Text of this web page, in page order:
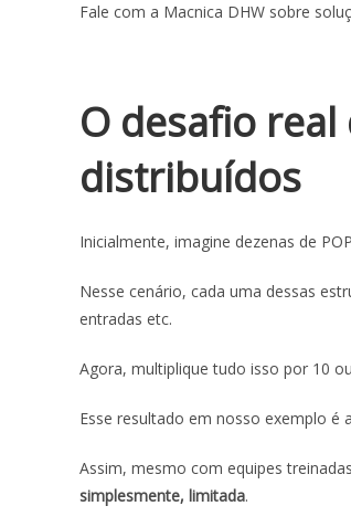
Fale com a Macnica DHW sobre
O desafio
distribuídos
Inicialmente, imagine dezenas de
Nesse cenário, cada uma dessas
entradas etc.
Agora, multiplique tudo isso por 10
Esse resultado em nosso exemplo é
Assim, mesmo com equipes
simplesmente, limitada.